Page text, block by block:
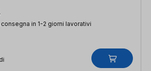
in 1-2 giorni lavorativi